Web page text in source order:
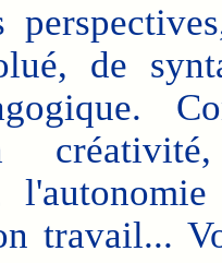
de
travail...